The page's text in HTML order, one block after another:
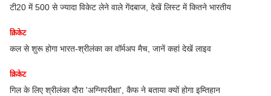
टी20 में 500 से ज्यादा विकेट लेने वाले गेंदबाज, देखें लिस्ट में कितने भारतीय
क्रिकेट
कल से शुरू होगा भारत-श्रीलंका का वॉर्मअप मैच, जानें कहां देखें लाइव
क्रिकेट
गिल के लिए श्रीलंका दौरा 'अग्निपरीक्षा', कैफ ने बताया क्यों होगा इम्तिहान